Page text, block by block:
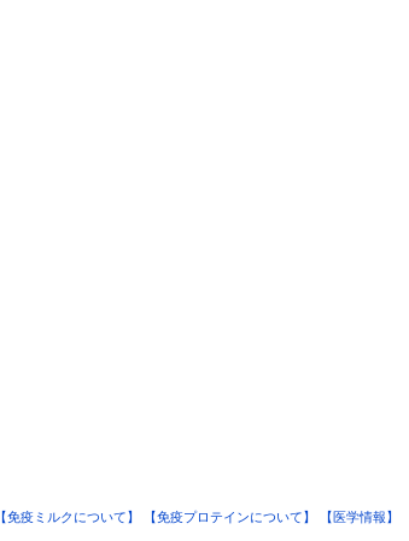
【免疫ミルクについて】 【免疫プロテインについて】 【医学情報】